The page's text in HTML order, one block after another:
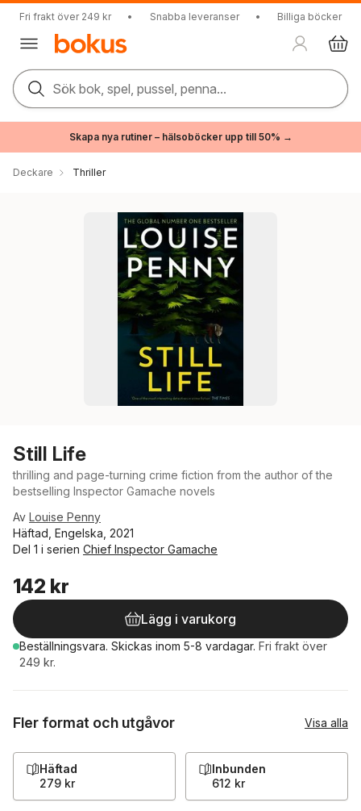
Fri frakt över 249 kr • Snabba leveranser • Billiga böcker
Sök bok, spel, pussel, penna...
Skapa nya rutiner – hälsoböcker upp till 50% →
Deckare Thriller
Still Life
thrilling and page-turning crime fiction from the author of the
bestselling Inspector Gamache novels
Av Louise Penny
Häftad, Engelska, 2021
Del 1 i serien Chief Inspector Gamache
142 kr
Lägg i varukorg
Beställningsvara. Skickas inom 5-8 vardagar. Fri frakt över
249 kr.
Fler format och utgåvor Visa alla
Häftad
279 kr
Inbunden
612 kr